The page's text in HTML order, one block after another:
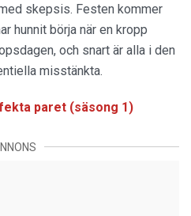
skepsis. Festen kommer
hunnit börja när en kropp
och snart är alla i den
misstänkta.
paret (säsong 1)